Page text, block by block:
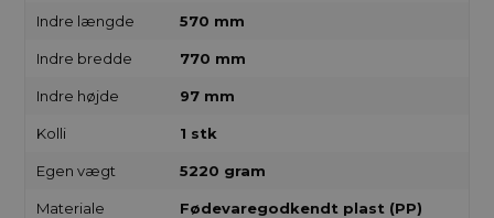
Indre længde 570 mm
Indre bredde 770 mm
Indre højde 97 mm
Kolli 1 stk
Egen vægt 5220 gram
Materiale Fødevaregodkendt plast (PP)